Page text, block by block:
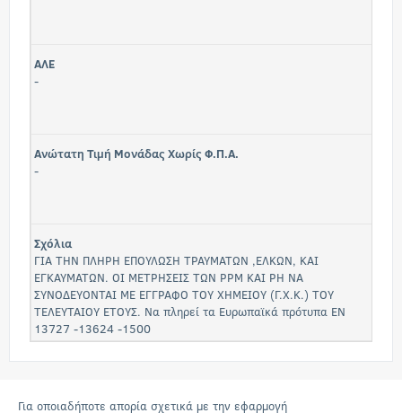
ΑΛΕ
-
Ανώτατη Τιμή Μονάδας Χωρίς Φ.Π.Α.
-
Σχόλια
ΓΙΑ ΤΗΝ ΠΛΗΡΗ ΕΠΟΥΛΩΣΗ ΤΡΑΥΜΑΤΩΝ ,ΕΛΚΩΝ, ΚΑΙ
ΕΓΚΑΥΜΑΤΩΝ. ΟΙ ΜΕΤΡΗΣΕΙΣ ΤΩΝ PPM KAI PH ΝΑ
ΣΥΝΟΔΕΥΟΝΤΑΙ ΜΕ ΕΓΓΡΑΦΟ ΤΟΥ ΧΗΜΕΙΟΥ (Γ.Χ.Κ.) ΤΟΥ
ΤΕΛΕΥΤΑΙΟΥ ΕΤΟΥΣ. Να πληρεί τα Ευρωπαϊκά πρότυπα ΕΝ
13727 -13624 -1500
Για οποιαδήποτε απορία σχετικά με την εφαρμογή